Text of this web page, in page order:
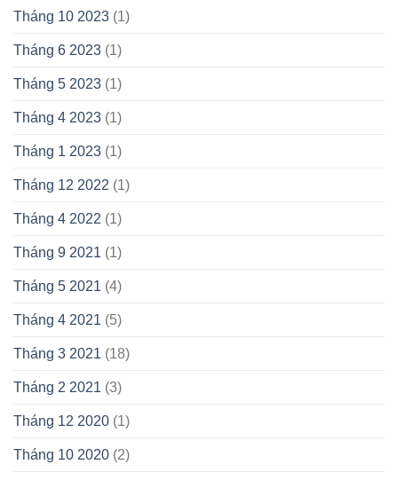
Tháng 10 2023 (1)
Tháng 6 2023 (1)
Tháng 5 2023 (1)
Tháng 4 2023 (1)
Tháng 1 2023 (1)
Tháng 12 2022 (1)
Tháng 4 2022 (1)
Tháng 9 2021 (1)
Tháng 5 2021 (4)
Tháng 4 2021 (5)
Tháng 3 2021 (18)
Tháng 2 2021 (3)
Tháng 12 2020 (1)
Tháng 10 2020 (2)